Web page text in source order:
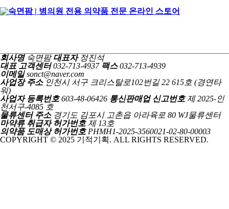
회사명숙면팜 대표자 정진석
대표 고객센터032-713-4937 팩스032-713-4939
이메일sonct@naver.com
사업장 주소 인천시 서구 크리스탈로102번길 22 615호 (경연타
워)
사업자 등록번호603-48-06426 통신판매업 신고번호제 2025-인
천서구-4085 호
물류센터 주소경기도 김포시 고촌읍 아라육로 80 WJ물류센터
마약류 취급자 허가번호제 13호
의약품 도매상 허가번호PHMH1-2025-3560021-02-80-00003
COPYRIGHT © 2025 기적기획. ALL RIGHTS RESERVED.